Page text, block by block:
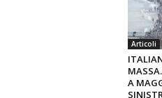
Articoli
A